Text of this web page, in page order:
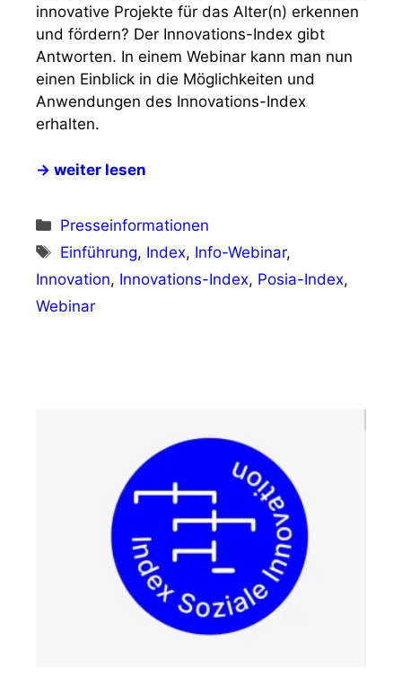
innovative Projekte für das Alter(n) erkennen
und fördern? Der Innovations-Index gibt
Antworten. In einem Webinar kann man nun
einen Einblick in die Möglichkeiten und
Anwendungen des Innovations-Index
erhalten.
→ weiter lesen
Kategorien
Presseinformationen
Schlagwörter
Einführung, Index, Info-Webinar,
Innovation, Innovations-Index, Posia-Index,
Webinar